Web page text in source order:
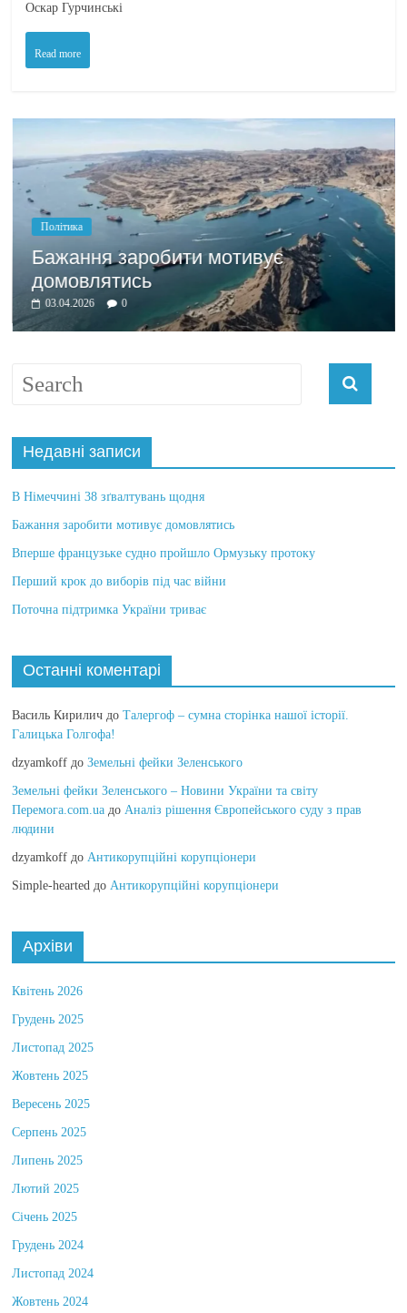
Оскар Гурчинські
Read more
Політика
Бажання заробити мотивує
домовлятись
03.04.2026 0
Недавні записи
В Німеччині 38 зґвалтувань щодня
Бажання заробити мотивує домовлятись
Вперше французьке судно пройшло Ормузьку протоку
Перший крок до виборів під час війни
Поточна підтримка України триває
Останні коментарі
Василь Кирилич доТалергоф – сумна сторінка нашої історії.
Галицька Голгофа!
dzyamkoff доЗемельні фейки Зеленського
Земельні фейки Зеленського – Новини України та світу
Перемога.com.ua доАналіз рішення Європейського суду з прав
людини
dzyamkoff доАнтикорупційні корупціонери
Simple-hearted доАнтикорупційні корупціонери
Архіви
Квітень 2026
Грудень 2025
Листопад 2025
Жовтень 2025
Вересень 2025
Серпень 2025
Липень 2025
Лютий 2025
Січень 2025
Грудень 2024
Листопад 2024
Жовтень 2024